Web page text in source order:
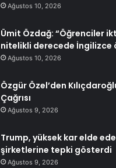
Ağustos 10, 2026
Ümit Özdağ: “Öğrenciler
nitelikli derecede İngilizce
Ağustos 10, 2026
Özgür Özel’den
Çağrısı
Ağustos 9, 2026
Trump, yüksek kar elde
şirketlerine tepki gösterdi
Ağustos 9, 2026